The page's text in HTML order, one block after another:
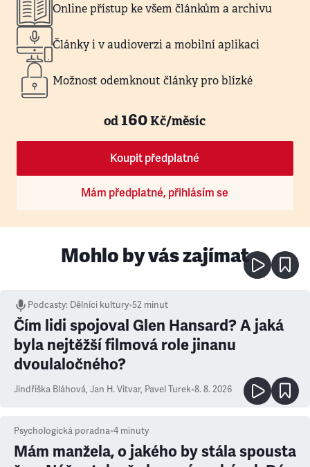
Online přístup ke všem článkům a archivu
Články i v audioverzi a mobilní aplikaci
Možnost odemknout články pro blízké
od160Kč/měsíc
Koupit předplatné
Mám předplatné, přihlásím se
Mohlo by vás zajímat
Podcasty: Dělníci kultury•52 minut
Čím lidi spojoval Glen Hansard? A jaká
byla nejtěžší filmová role jinanu
dvoulaločného?
Jindřiška Bláhová, Jan H. Vitvar, Pavel Turek•8. 8. 2026
Psychologická poradna•4 minuty
Mám manžela, o jakého by stála spousta